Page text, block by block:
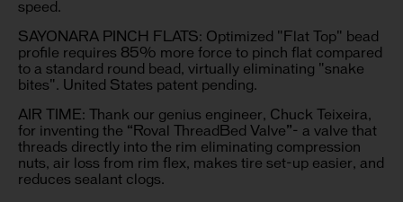
speed.
SAYONARA PINCH FLATS: Optimized "Flat Top" bead
profile requires 85% more force to pinch flat compared
to a standard round bead, virtually eliminating "snake
bites". United States patent pending.
AIR TIME: Thank our genius engineer, Chuck Teixeira,
for inventing the “Roval ThreadBed Valve”- a valve that
threads directly into the rim eliminating compression
nuts, air loss from rim flex, makes tire set-up easier, and
reduces sealant clogs.